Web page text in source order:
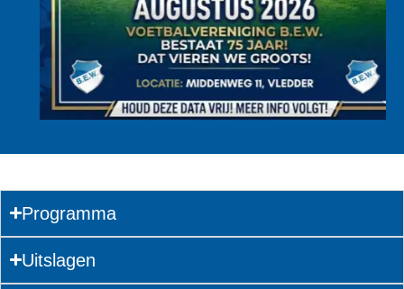
Programma
Uitslagen